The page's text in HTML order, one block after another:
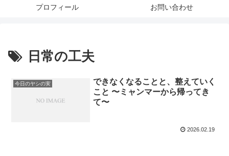
プロフィール お問い合わせ
日常の工夫
今日のヤシの実
できなくなることと、整えていく
こと 〜ミャンマーから帰ってき
て〜
2026.02.19